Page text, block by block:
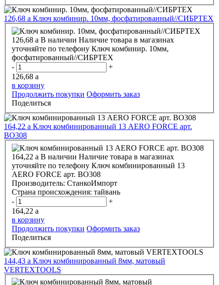
126,68 a Ключ комбинир. 10мм, фосфатированный//СИБРТЕХ
126,68 a В наличии Наличие товара в магазинах
уточняйте по телефону Ключ комбинир. 10мм,
фосфатированный//СИБРТЕХ
-
+
126,68 a
в корзину
Продолжить покупки Оформить заказ
Поделиться
164,22 a Ключ комбинированный 13 АERO FORCE арт.
ВО308
164,22 a В наличии Наличие товара в магазинах
уточняйте по телефону Ключ комбинированный 13
АERO FORCE арт. ВО308
Производитель: СтанкоИмпорт
Страна происхождения: тайвань
-
+
164,22 a
в корзину
Продолжить покупки Оформить заказ
Поделиться
144,43 a Ключ комбинированный 8мм, матовый
VERTEXTOOLS